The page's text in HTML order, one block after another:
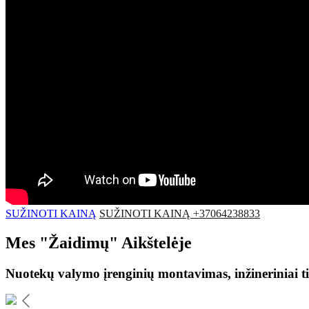
SUŽINOTI KAINĄ SUŽINOTI KAINĄ +37064238833
Mes "Žaidimų" Aikštelėje
Nuotekų valymo įrenginių montavimas, inžineriniai